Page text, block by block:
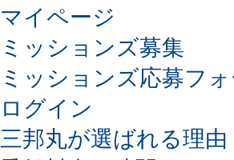
マイページ
ミッションズ募集
ミッションズ応募フォ
ログイン
三邦丸が選ばれる理由